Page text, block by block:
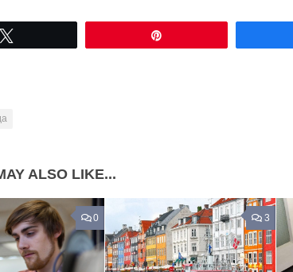
on Facebook Share on LinkedIn
ALSO LIKE...
0 3